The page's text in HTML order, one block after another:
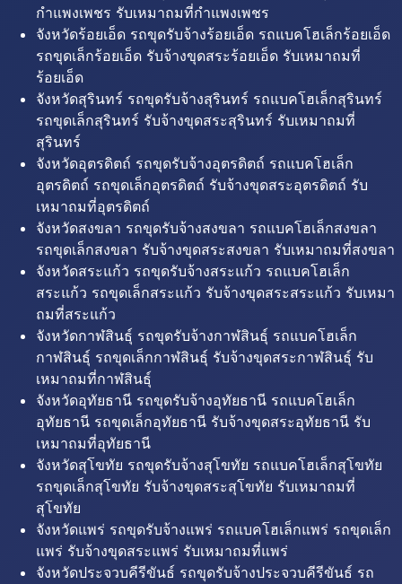
กำแพงเพชร รับเหมาถมที่กำแพงเพชร
จังหวัดร้อยเอ็ด รถขุดรับจ้างร้อยเอ็ด รถแบคโฮเล็กร้อยเอ็ด
รถขุดเล็กร้อยเอ็ด รับจ้างขุดสระร้อยเอ็ด รับเหมาถมที่
ร้อยเอ็ด
จังหวัดสุรินทร์ รถขุดรับจ้างสุรินทร์ รถแบคโฮเล็กสุรินทร์
รถขุดเล็กสุรินทร์ รับจ้างขุดสระสุรินทร์ รับเหมาถมที่
สุรินทร์
จังหวัดอุตรดิตถ์ รถขุดรับจ้างอุตรดิตถ์ รถแบคโฮเล็ก
อุตรดิตถ์ รถขุดเล็กอุตรดิตถ์ รับจ้างขุดสระอุตรดิตถ์ รับ
เหมาถมที่อุตรดิตถ์
จังหวัดสงขลา รถขุดรับจ้างสงขลา รถแบคโฮเล็กสงขลา
รถขุดเล็กสงขลา รับจ้างขุดสระสงขลา รับเหมาถมที่สงขลา
จังหวัดสระแก้ว รถขุดรับจ้างสระแก้ว รถแบคโฮเล็ก
สระแก้ว รถขุดเล็กสระแก้ว รับจ้างขุดสระสระแก้ว รับเหมา
ถมที่สระแก้ว
จังหวัดกาฬสินธุ์ รถขุดรับจ้างกาฬสินธุ์ รถแบคโฮเล็ก
กาฬสินธุ์ รถขุดเล็กกาฬสินธุ์ รับจ้างขุดสระกาฬสินธุ์ รับ
เหมาถมที่กาฬสินธุ์
จังหวัดอุทัยธานี รถขุดรับจ้างอุทัยธานี รถแบคโฮเล็ก
อุทัยธานี รถขุดเล็กอุทัยธานี รับจ้างขุดสระอุทัยธานี รับ
เหมาถมที่อุทัยธานี
จังหวัดสุโขทัย รถขุดรับจ้างสุโขทัย รถแบคโฮเล็กสุโขทัย
รถขุดเล็กสุโขทัย รับจ้างขุดสระสุโขทัย รับเหมาถมที่
สุโขทัย
จังหวัดแพร่ รถขุดรับจ้างแพร่ รถแบคโฮเล็กแพร่ รถขุดเล็ก
แพร่ รับจ้างขุดสระแพร่ รับเหมาถมที่แพร่
จังหวัดประจวบคีรีขันธ์ รถขุดรับจ้างประจวบคีรีขันธ์ รถ